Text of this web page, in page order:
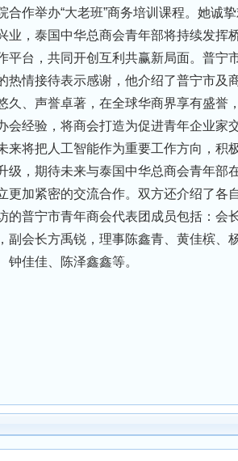
作举办“大老班”商务培训课程。她诚
业，泰国中华总商会青年部将持续发挥
平台，共同开创互利共赢新局面。普宁
热情接待表示感谢，他介绍了普宁市及
久、声誉卓著，在全球华商界享有盛誉
会经验，将商会打造为促进青年企业家
来将把人工智能作为重要工作方向，积
，期待未来与泰国中华总商会青年部
更加紧密的交流合作。双方还介绍了各
的普宁市青年商会代表团成员包括：会
副会长方禹锐，理事陈鑫青、黄佳槟、
佳佳、陈泽鑫鑫等。